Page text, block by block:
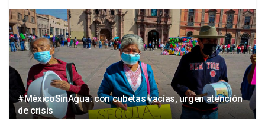
#MéxicoSinAgua: con cubetas vacías, urgen atención
de crisis